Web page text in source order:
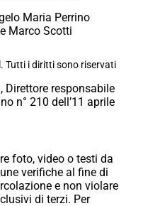
Maria Perrino
Marco Scotti
Tutti i diritti sono riservati
responsabile
n° 210 dell’11 aprile
foto, video o testi da
verifiche al fine di
e non violare
di terzi. Per